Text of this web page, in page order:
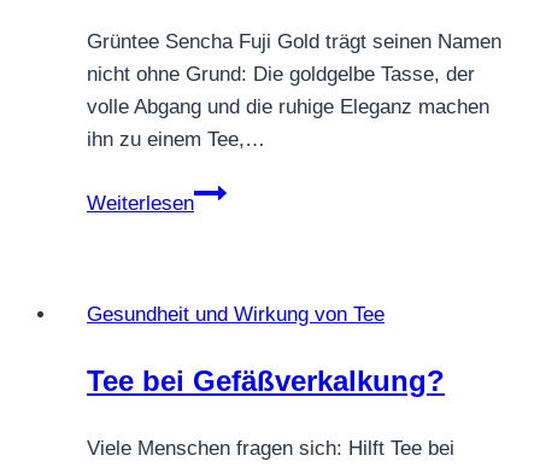
Grüntee Sencha Fuji Gold trägt seinen Namen
nicht ohne Grund: Die goldgelbe Tasse, der
volle Abgang und die ruhige Eleganz machen
ihn zu einem Tee,…
Weiterlesen
Grüntee
Gesundheit und Wirkung von Tee
Tee bei Gefäßverkalkung?
Viele Menschen fragen sich: Hilft Tee bei